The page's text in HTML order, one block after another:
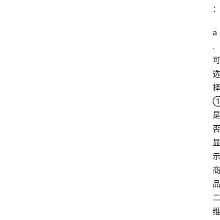
：
a
.
可
选
择
是
否
显
示
商
品
二
维